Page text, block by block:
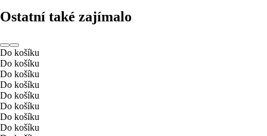
Ostatní také zajímalo
Do košíku
Do košíku
Do košíku
Do košíku
Do košíku
Do košíku
Do košíku
Do košíku